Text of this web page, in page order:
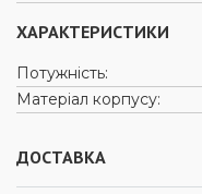
ХАРАКТЕРИСТИКИ
Потужність:
Матеріал корпусу:
ДОСТАВКА